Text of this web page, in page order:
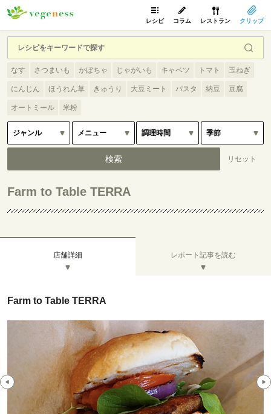
レシピ コラム レストラン クリップ
なす さつまいも かぼちゃ じゃがいも キャベツ トマト 玉ねぎ
にんじん ほうれん草 きゅうり 大豆ミート パスタ 納豆 豆腐
オートミール 米粉
Farm to Table TERRA
店舗詳細 レポート記事を読む
Farm to Table TERRA